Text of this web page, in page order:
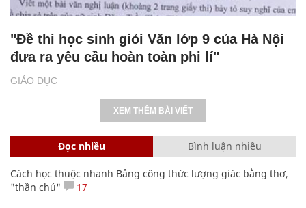
GIÁO DỤC
"Đề thi học sinh giỏi Văn lớp 9 của Hà Nội
đưa ra yêu cầu hoàn toàn phi lí"
XEM THÊM BÀI VIẾT
Đọc nhiều Bình luận nhiều
Cách học thuộc nhanh Bảng công thức lượng giác bằng thơ,
"thần chú"
17